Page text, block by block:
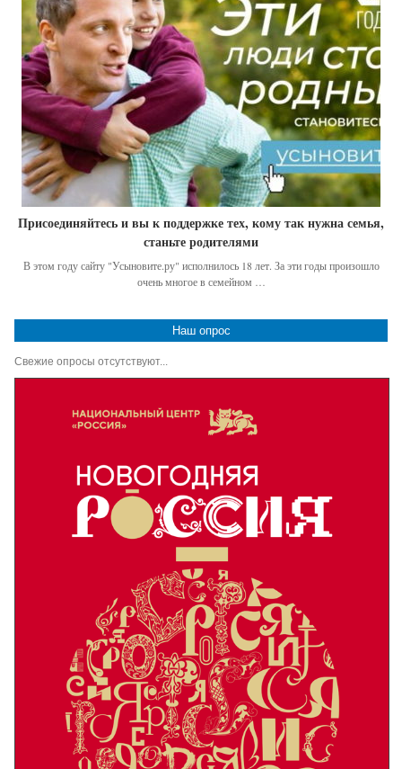
Присоединяйтесь и вы к поддержке тех, кому так нужна семья,
станьте родителями
В этом году сайту "Усыновите.ру" исполнилось 18 лет. За эти годы произошло
очень многое в семейном …
Наш опрос
Свежие опросы отсутствуют...